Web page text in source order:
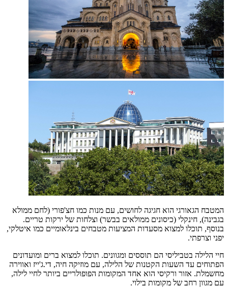
המטבח הגאורגי הוא חגיגה לחושים, עם מנות כמו חצ'פורי (לחם ממולא
בגבינה), חינקלי (כיסונים ממולאים בבשר) וצלחות של ירקות טריים.
בנוסף, תוכלו למצוא מסעדות המציעות מטבחים בינלאומיים כמו איטלקי,
יפני וצרפתי.
חיי הלילה בטביליסי הם תוססים ומגוונים. תוכלו למצוא ברים ומועדונים
הפתוחים עד השעות הקטנות של הלילה, עם מוזיקה חיה, די.ג'ייז ואווירה
מחשמלת. אזור ורקיסי הוא אחד המקומות הפופולריים ביותר לחיי לילה,
עם מגוון רחב של מקומות בילוי.